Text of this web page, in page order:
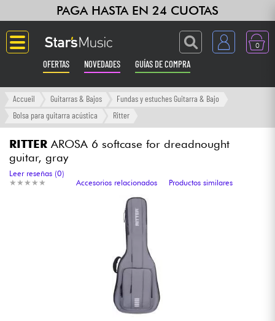
PAGA HASTA EN 24 CUOTAS
0
OFERTAS NOVEDADES GUÍAS DE COMPRA
Langue
Ampli & Efectos
Sintetizadores & samplers
Accueil Guitarras & Bajos
Fundas y estuches Guitarra & Bajo
Bolsa para guitarra acústica
Ritter
RITTER AROSA 6 softcase for dreadnought
guitar, gray
★ ★ ★ ★ ★
★ ★ ★ ★ ★
Leer reseñas (0)
Accesorios relacionados
Productos similares